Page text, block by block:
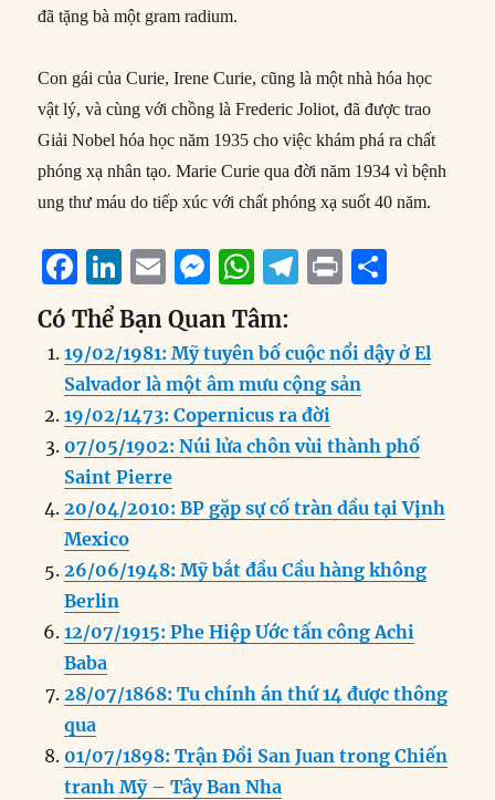
đã tặng bà một gram radium.
Con gái của Curie, Irene Curie, cũng là một nhà hóa học
vật lý, và cùng với chồng là Frederic Joliot, đã được trao
Giải Nobel hóa học năm 1935 cho việc khám phá ra chất
phóng xạ nhân tạo. Marie Curie qua đời năm 1934 vì bệnh
ung thư máu do tiếp xúc với chất phóng xạ suốt 40 năm.
F
a
c
e
b
o
o
k
Li
n
k
e
d
I
n
E
m
ai
l
M
e
ss
e
n
g
W
h
at
s
A
p
T
e
g
r
a
P
n
t
a
re
Có Thể Bạn Quan Tâm:
19/02/1981: Mỹ tuyên bố cuộc nổi dậy ở El
Salvador là một âm mưu cộng sản
19/02/1473: Copernicus ra đời
07/05/1902: Núi lửa chôn vùi thành phố
Saint Pierre
20/04/2010: BP gặp sự cố tràn dầu tại Vịnh
Mexico
26/06/1948: Mỹ bắt đầu Cầu hàng không
Berlin
12/07/1915: Phe Hiệp Ước tấn công Achi
Baba
28/07/1868: Tu chính án thứ 14 được thông
qua
01/07/1898: Trận Đồi San Juan trong Chiến
tranh Mỹ – Tây Ban Nha